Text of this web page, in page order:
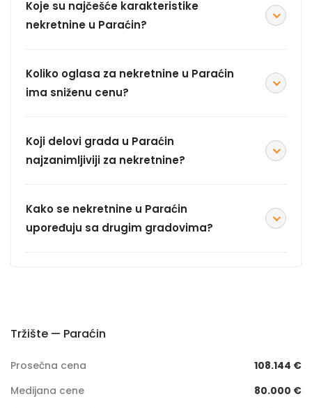
Koje su najčešće karakteristike
nekretnine u Paraćin?
Koliko oglasa za nekretnine u Paraćin
ima sniženu cenu?
Koji delovi grada u Paraćin
najzanimljiviji za nekretnine?
Kako se nekretnine u Paraćin
upoređuju sa drugim gradovima?
Tržište — Paraćin
Prosečna cena
108.144 €
Medijana cene
80.000 €